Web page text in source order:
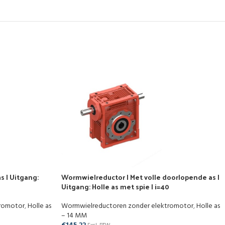
| Uitgang:
,Holle as
Wormwielreductor | Met volle doorlopende as |
Uitgang: Holle as met spie | i=40
Wormwielreductoren zonder elektromotor,Holle as
– 14 MM